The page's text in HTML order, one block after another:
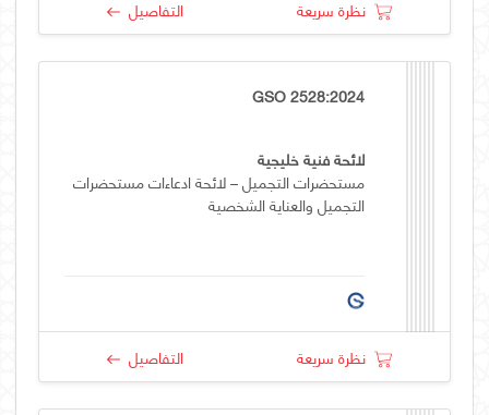
نظرة سريعة التفاصيل
GSO 2528:2024
لائحة فنية خليجية
مستحضرات التجميل – لائحة ادعاءات مستحضرات
التجميل والعناية الشخصية
نظرة سريعة التفاصيل